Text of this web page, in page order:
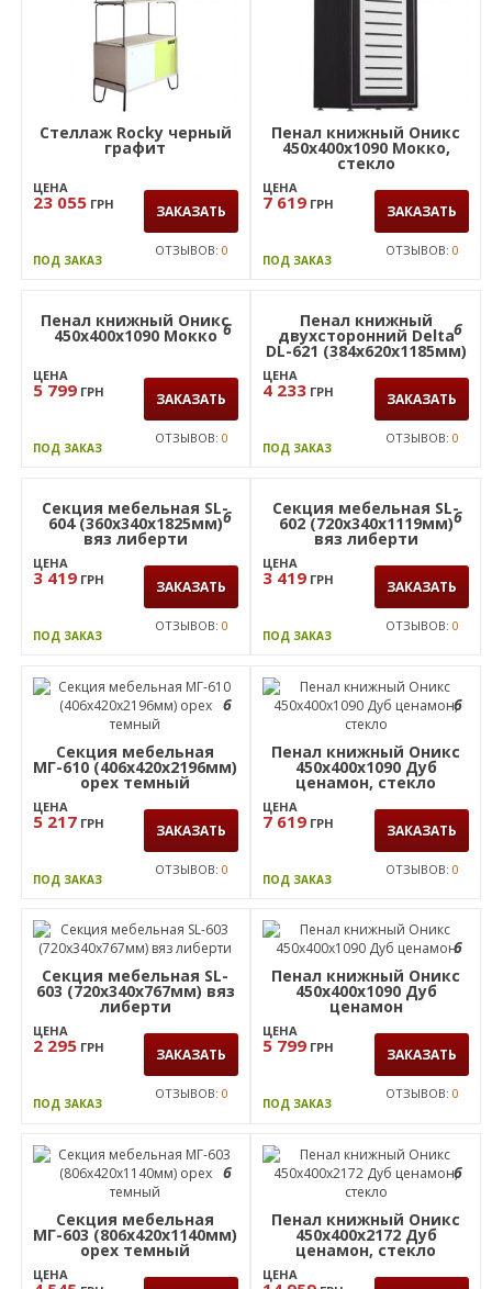
Стеллаж Rocky черный
графит
ЦЕНА
23 055 ГРН ЗАКАЗАТЬ
ПОД ЗАКАЗ
ОТЗЫВОВ:0
Пенал книжный Оникс
450х400х1090 Мокко,
стекло
ЦЕНА
7 619 ГРН ЗАКАЗАТЬ
ПОД ЗАКАЗ
ОТЗЫВОВ: 0
6
Пенал книжный Оникс
450х400х1090 Мокко
ЦЕНА
ЗАКАЗАТЬ
6
Пенал книжный
двухсторонний Delta
DL-621 (384х620х1185мм)
Белый базовый/Опора
белый беж
ЦЕНА
4 233 ГРН ЗАКАЗАТЬ
ПОД ЗАКАЗ
ОТЗЫВОВ: 0
Секция мебельная SL-
604 (360х340х1825мм)
вяз либерти
ЦЕНА
ГРН ЗАКАЗАТЬ
ОТЗЫВОВ:0
Секция мебельная SL-
602 (720х340х1119мм)
вяз либерти
ЦЕНА
3 419 ГРН ЗАКАЗАТЬ
ОТЗЫВОВ:0
Секция мебельная
МГ-610 (406х420х2196мм)
орех темный
5 217 ЗАКАЗАТЬ
ОТЗЫВОВ:0
Пенал книжный Оникс
450х400х1090 Дуб
ценамон, стекло
7 619 ЗАКАЗАТЬ
ОТЗЫВОВ:0
Секция мебельная SL-
603 (720х340х767мм) вяз
либерти
ЦЕНА
ГРН ЗАКАЗАТЬ
Пенал книжный Оникс
450х400х1090 Дуб
ценамон
ЦЕНА
5 799 ГРН ЗАКАЗАТЬ